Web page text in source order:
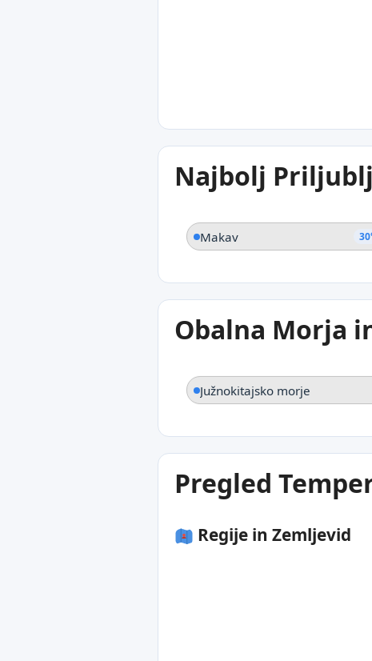
30°C
Makav
Najbolj
Makav
Obalna Morja
Južnokitajsko morje
Pregled
Regije in Zemljevid